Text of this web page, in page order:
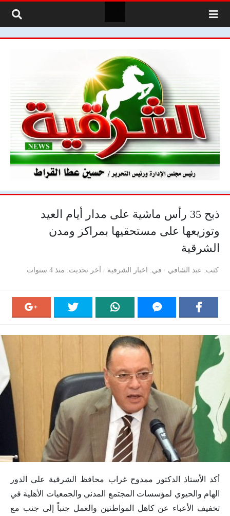
ذبح 35 رأس ماشية على مدار أيام العيد
وتوزيعها على مستحقيها بمراكز ومدن
الشرقية
كتب عبد الشافي في اخبار الشرقية آخر تحديث منذ 4 سنوات
أكد الأستاذ الدكتور ممدوح غراب محافظ الشرقية على الدور
الهام والحيوي لمؤسسات المجتمع المدني والجمعيات الأهلية في
تخفيف الأعباء عن كاهل المواطنين والعمل جنباً إلى جنب مع